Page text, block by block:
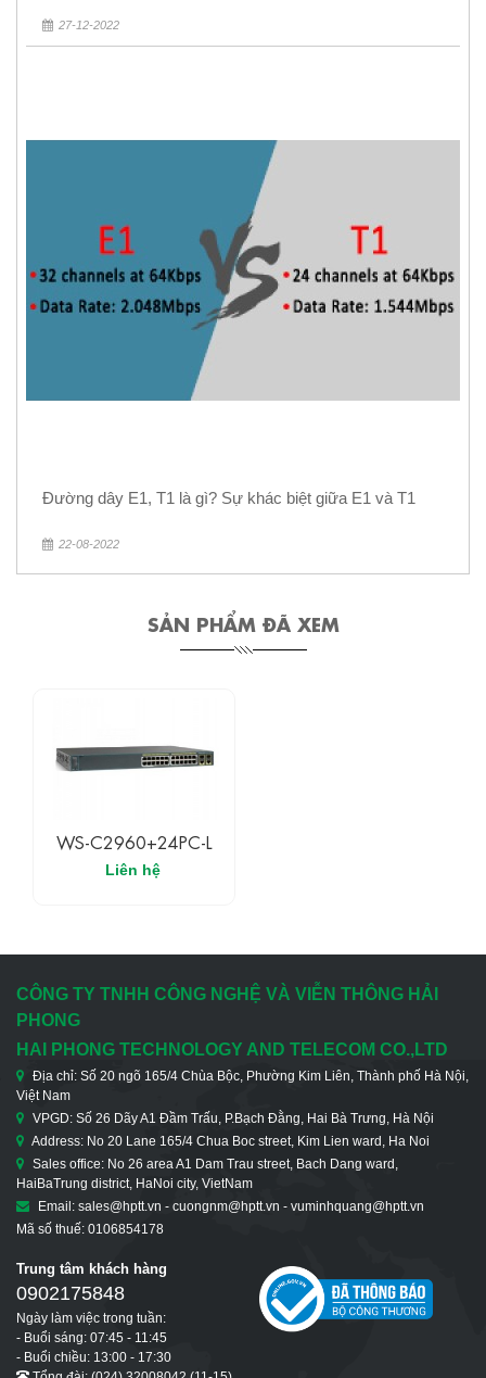
27-12-2022
Đường dây E1, T1 là gì? Sự khác biệt giữa E1 và T1
22-08-2022
SẢN PHẨM ĐÃ XEM
WS-C2960+24PC-L
Liên hệ
CÔNG TY TNHH CÔNG NGHỆ VÀ VIỄN THÔNG HẢI
PHONG
HAI PHONG TECHNOLOGY AND TELECOM CO.,LTD
Địa chỉ: Số 20 ngõ 165/4 Chùa Bộc, Phường Kim Liên, Thành phố Hà Nội,
Việt Nam
VPGD: Số 26 Dãy A1 Đầm Trấu, P.Bạch Đằng, Hai Bà Trưng, Hà Nội
Address: No 20 Lane 165/4 Chua Boc street, Kim Lien ward, Ha Noi
Sales office: No 26 area A1 Dam Trau street, Bach Dang ward,
HaiBaTrung district, HaNoi city, VietNam
Email: sales@hptt.vn - cuongnm@hptt.vn - vuminhquang@hptt.vn
Mã số thuế: 0106854178
Trung tâm khách hàng
0902175848
Ngày làm việc trong tuần:
- Buổi sáng: 07:45 - 11:45
- Buổi chiều: 13:00 - 17:30